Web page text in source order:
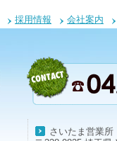
採用情報 会社案内
さいたま営業所